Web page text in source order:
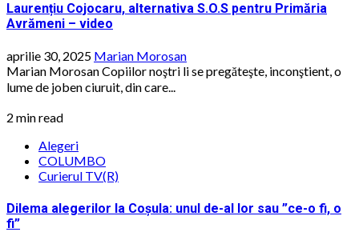
Laurențiu Cojocaru, alternativa S.O.S pentru Primăria
Avrămeni – video
aprilie 30, 2025 Marian Morosan
Marian Morosan Copiilor noştri li se pregăteşte, inconştient, o
lume de joben ciuruit, din care...
2 min read
Alegeri
COLUMBO
Curierul TV(R)
Dilema alegerilor la Coșula: unul de-al lor sau ”ce-o fi, o
fi”